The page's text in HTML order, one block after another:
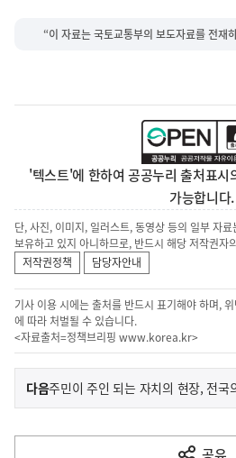
“이 자료는 국토교통부의 보도자료를 전재
'텍스트'에 한하여 공공누리 출처표시
가능합니다.
단, 사진, 이미지, 일러스트, 동영상 등의 일부 자
보유하고 있지 아니하므로, 반드시 해당 저작권자
저작권정책
담당자안내
기사 이용 시에는 출처를 반드시 표기해야 하며,
에 따라 처벌될 수 있습니다.
<자료출처=정책브리핑 www.korea.kr>
이
전
다
다음기
주민이 주인 되는 자치의 현장, 전국